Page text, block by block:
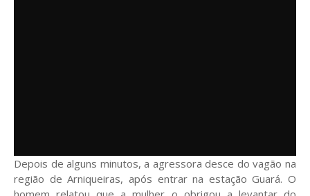
Depois de alguns minutos, a agressora desce do vagão na
região de Arniqueiras, após entrar na estação Guará. O